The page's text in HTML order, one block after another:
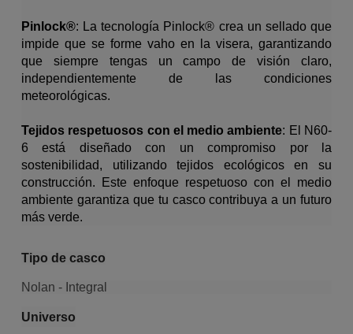
Pinlock®: La tecnología Pinlock® crea un sellado que
impide que se forme vaho en la visera, garantizando
que siempre tengas un campo de visión claro,
independientemente de las condiciones
meteorológicas.
Tejidos respetuosos con el medio ambiente: El N60-
6 está diseñado con un compromiso por la
sostenibilidad, utilizando tejidos ecológicos en su
construcción. Este enfoque respetuoso con el medio
ambiente garantiza que tu casco contribuya a un futuro
más verde.
Tipo de casco
Nolan - Integral
Universo